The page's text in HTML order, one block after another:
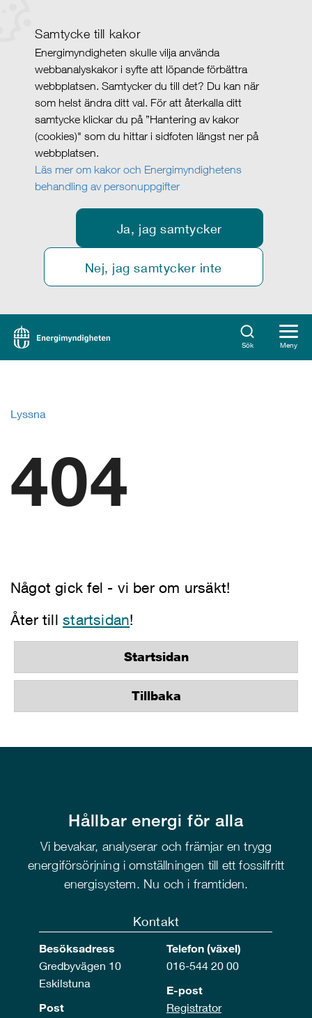
Samtycke till kakor
Energimyndigheten skulle vilja använda
webbanalyskakor i syfte att löpande förbättra
webbplatsen. Samtycker du till det? Du kan när
som helst ändra ditt val. För att återkalla ditt
samtycke klickar du på ”Hantering av kakor
(cookies)" som du hittar i sidfoten längst ner på
webbplatsen.
Läs mer om kakor och Energimyndighetens
behandling av personuppgifter
Ja, jag samtycker
Nej, jag samtycker inte
Sök Meny
Lyssna
404
Något gick fel - vi ber om ursäkt!
Åter tillstartsidan!
Startsidan
Tillbaka
Hållbar energi för alla
Vi bevakar, analyserar och främjar en trygg
energiförsörjning i omställningen till ett fossilfritt
energisystem. Nu och i framtiden.
Kontakt
Besöksadress
Gredbyvägen 10
Eskilstuna
Post
Telefon (växel)
016-544 20 00
E-post
Registrator